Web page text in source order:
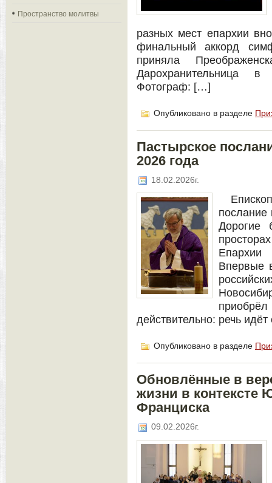
Пространство молитвы
разных мест епархии
финальный аккорд
приняла
Дарохранительница
Фотограф: […]
Опубликовано в разделе
Пастырское
2026 года
18.02.2026г.
послание
Дорогие
Епархии
Впервые
действительно: речь
Опубликовано в разделе
Обновлённые в
жизни в контексте
Франциска
09.02.2026г.